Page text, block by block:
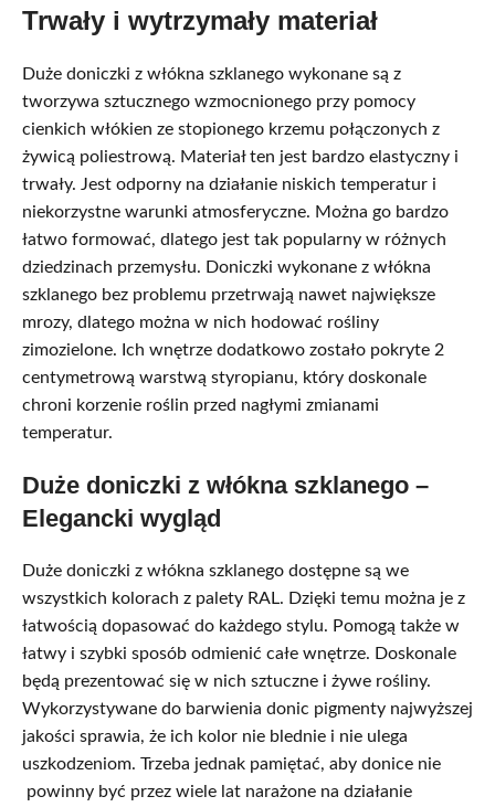
Trwały i wytrzymały materiał
Duże doniczki z włókna szklanego wykonane są z
tworzywa sztucznego wzmocnionego przy pomocy
cienkich włókien ze stopionego krzemu połączonych z
żywicą poliestrową. Materiał ten jest bardzo elastyczny i
trwały. Jest odporny na działanie niskich temperatur i
niekorzystne warunki atmosferyczne. Można go bardzo
łatwo formować, dlatego jest tak popularny w różnych
dziedzinach przemysłu. Doniczki wykonane z włókna
szklanego bez problemu przetrwają nawet największe
mrozy, dlatego można w nich hodować rośliny
zimozielone. Ich wnętrze dodatkowo zostało pokryte 2
centymetrową warstwą styropianu, który doskonale
chroni korzenie roślin przed nagłymi zmianami
temperatur.
Duże doniczki z włókna szklanego –
Elegancki wygląd
Duże doniczki z włókna szklanego dostępne są we
wszystkich kolorach z palety RAL. Dzięki temu można je z
łatwością dopasować do każdego stylu. Pomogą także w
łatwy i szybki sposób odmienić całe wnętrze. Doskonale
będą prezentować się w nich sztuczne i żywe rośliny.
Wykorzystywane do barwienia donic pigmenty najwyższej
jakości sprawia, że ich kolor nie blednie i nie ulega
uszkodzeniom. Trzeba jednak pamiętać, aby donice nie
powinny być przez wiele lat narażone na działanie